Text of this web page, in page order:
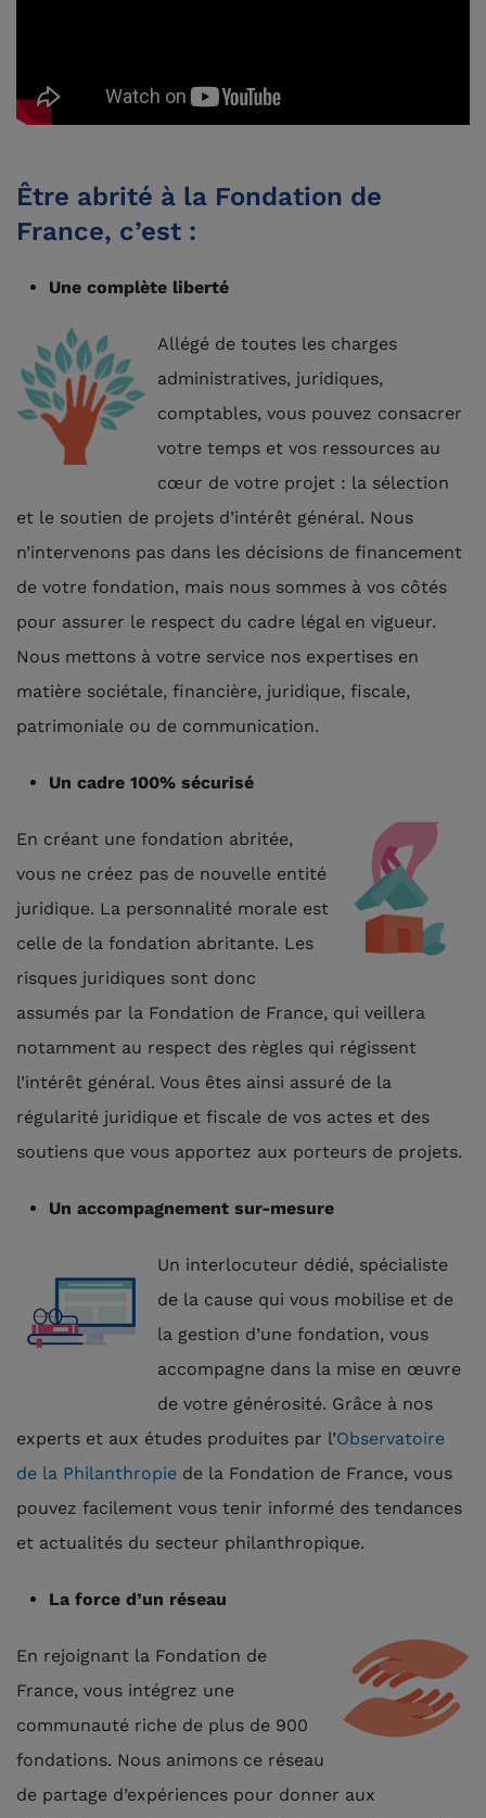
Être abrité à la Fondation de
France, c’est :
Une complète liberté
Allégé de toutes les charges
administratives, juridiques,
comptables, vous pouvez consacrer
votre temps et vos ressources au
cœur de votre projet : la sélection
et le soutien de projets d’intérêt général. Nous
n’intervenons pas dans les décisions de financement
de votre fondation, mais nous sommes à vos côtés
pour assurer le respect du cadre légal en vigueur.
Nous mettons à votre service nos expertises en
matière sociétale, financière, juridique, fiscale,
patrimoniale ou de communication.
Un cadre 100% sécurisé
En créant une fondation abritée,
vous ne créez pas de nouvelle entité
juridique. La personnalité morale est
celle de la fondation abritante. Les
risques juridiques sont donc
assumés par la Fondation de France, qui veillera
notamment au respect des règles qui régissent
l’intérêt général. Vous êtes ainsi assuré de la
régularité juridique et fiscale de vos actes et des
soutiens que vous apportez aux porteurs de projets.
Un accompagnement sur-mesure
Un interlocuteur dédié, spécialiste
de la cause qui vous mobilise et de
la gestion d’une fondation, vous
accompagne dans la mise en œuvre
de votre générosité. Grâce à nos
experts et aux études produites par l’Observatoire
de la Philanthropie de la Fondation de France, vous
pouvez facilement vous tenir informé des tendances
et actualités du secteur philanthropique.
La force d’un réseau
En rejoignant la Fondation de
France, vous intégrez une
communauté riche de plus de 900
fondations. Nous animons ce réseau
de partage d’expériences pour donner aux